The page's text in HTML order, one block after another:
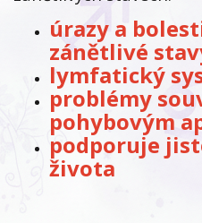
úrazy a
zánětlivé
lymfatický
problémy
pohybovým
podporuje
života